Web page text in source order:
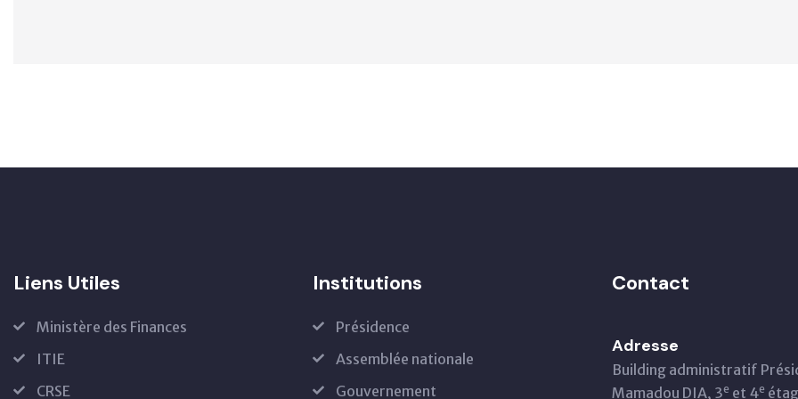
Liens Utiles
Ministère des Finances
ITIE
CRSE
Institutions
Présidence
Assemblée nationale
Gouvernement
Contact
Adresse
Building administratif
Mamadou DIA, 3e et 4e